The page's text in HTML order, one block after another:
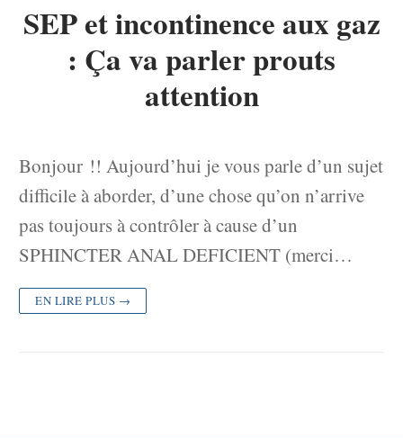
SEP et incontinence aux gaz
: Ça va parler prouts
attention
Bonjour !! Aujourd’hui je vous parle d’un sujet
difficile à aborder, d’une chose qu’on n’arrive
pas toujours à contrôler à cause d’un
SPHINCTER ANAL DEFICIENT (merci…
EN LIRE PLUS →